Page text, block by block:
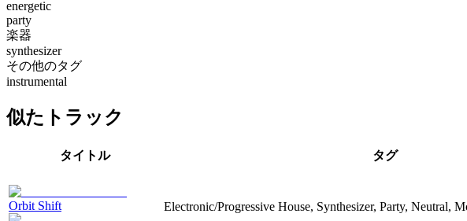
energetic
party
楽器
synthesizer
その他のタグ
instrumental
似たトラック
タイトル タグ
Orbit Shift Electronic/Progressive House, Synthesizer, Party, Neutral,